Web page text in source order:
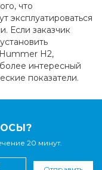
что
эксплуатироваться
Если заказчик
H2,
интересный
показатели.
20 минут.